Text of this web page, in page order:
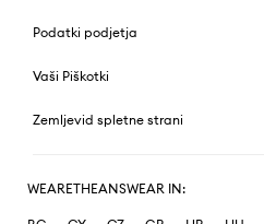
Podatki podjetja
Vaši Piškotki
Zemljevid spletne strani
WEARETHEANSWEAR IN: